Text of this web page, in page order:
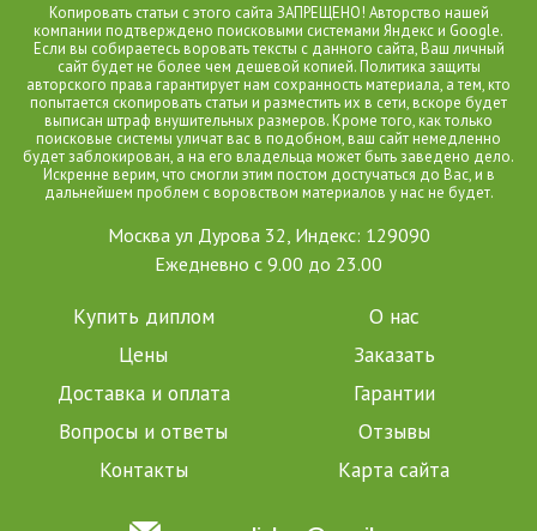
Копировать статьи с этого сайта ЗАПРЕЩЕНО! Авторство нашей
компании подтверждено поисковыми системами Яндекс и Google.
Если вы собираетесь воровать тексты с данного сайта, Ваш личный
сайт будет не более чем дешевой копией. Политика защиты
авторского права гарантирует нам сохранность материала, а тем, кто
попытается скопировать статьи и разместить их в сети, вскоре будет
выписан штраф внушительных размеров. Кроме того, как только
поисковые системы уличат вас в подобном, ваш сайт немедленно
будет заблокирован, а на его владельца может быть заведено дело.
Искренне верим, что смогли этим постом достучаться до Вас, и в
дальнейшем проблем с воровством материалов у нас не будет.
Москва ул Дурова 32, Индекс: 129090
Ежедневно с 9.00 до 23.00
Купить диплом
О нас
Цены
Заказать
Доставка и оплата
Гарантии
Вопросы и ответы
Отзывы
Контакты
Карта сайта